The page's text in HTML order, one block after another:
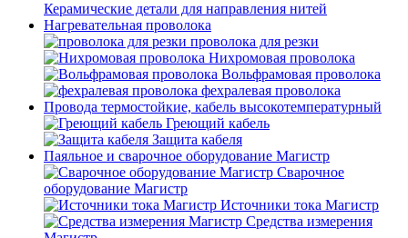
Керамические детали для направления нитей
Нагревательная проволока
проволока для резки
Нихромовая проволока
Вольфрамовая проволока
фехралевая проволока
Провода термостойкие, кабель высокотемпературный
Греющий кабель
Защита кабеля
Паяльное и сварочное оборудование Магистр
Сварочное
оборудование Магистр
Источники тока Магистр
Средства измерения